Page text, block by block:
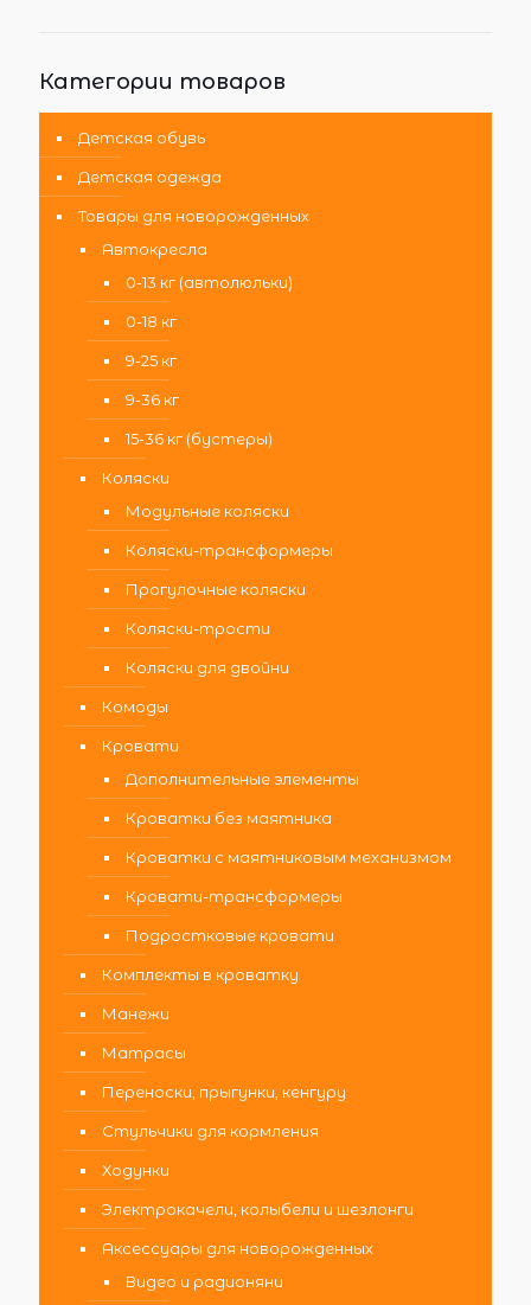
Категории товаров
Детская обувь
Детская одежда
Товары для новорожденных
Автокресла
0-13 кг (автолюльки)
0-18 кг
9-25 кг
9-36 кг
15-36 кг (бустеры)
Коляски
Модульные коляски
Коляски-трансформеры
Прогулочные коляски
Коляски-трости
Коляски для двойни
Комоды
Кровати
Дополнительные элементы
Кроватки без маятника
Кроватки с маятниковым механизмом
Кровати-трансформеры
Подростковые кровати
Комплекты в кроватку
Манежи
Матрасы
Переноски, прыгунки, кенгуру
Стульчики для кормления
Ходунки
Электрокачели, колыбели и шезлонги
Аксессуары для новорожденных
Видео и радионяни